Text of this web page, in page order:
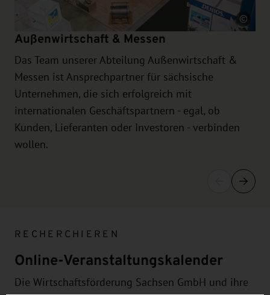
Außenwirtschaft & Messen
Das Team unserer Abteilung Außenwirtschaft &
Messen ist Ansprechpartner für sächsische
Unternehmen, die sich erfolgreich mit
internationalen Geschäftspartnern - egal, ob
Kunden, Lieferanten oder Investoren - verbinden
wollen.
Quelle
RECHERCHIEREN
Online-Veranstaltungskalender
Die Wirtschaftsförderung Sachsen GmbH und ihre